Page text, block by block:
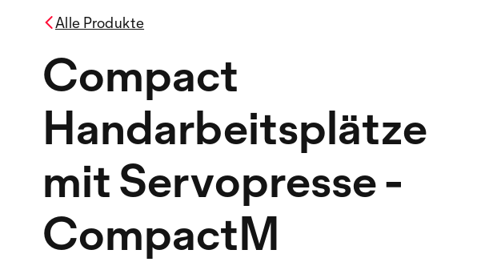
Alle Produkte
Compact
Handarbeitsplätze
mit Servopresse -
CompactM